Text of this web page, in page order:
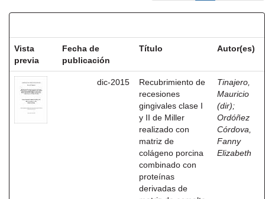
Vista
previa
Fecha de
publicación
Título Autor(es)
dic-2015
Recubrimiento de
recesiones
gingivales clase I
y II de Miller
realizado con
matriz de
colágeno porcina
combinado con
proteínas
derivadas de
Tinajero,
Mauricio
(dir);
Ordóñez
Córdova,
Fanny
Elizabeth